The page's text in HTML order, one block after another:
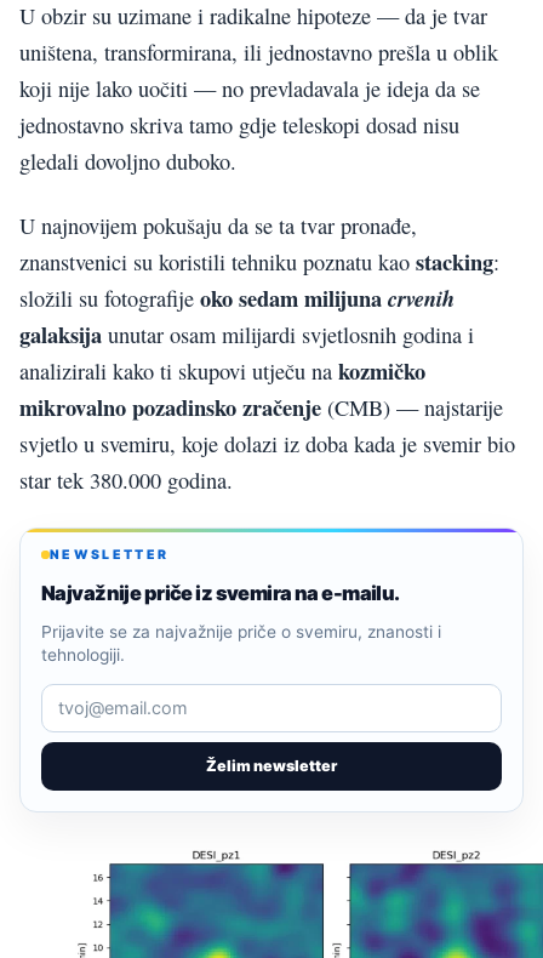
U obzir su uzimane i radikalne hipoteze — da je tvar
uništena, transformirana, ili jednostavno prešla u oblik
koji nije lako uočiti — no prevladavala je ideja da se
jednostavno skriva tamo gdje teleskopi dosad nisu
gledali dovoljno duboko.
U najnovijem pokušaju da se ta tvar pronađe,
znanstvenici su koristili tehniku poznatu kao stacking:
složili su fotografije oko sedam milijunacrvenih
galaksija unutar osam milijardi svjetlosnih godina i
analizirali kako ti skupovi utječu na kozmičko
mikrovalno pozadinsko zračenje (CMB) — najstarije
svjetlo u svemiru, koje dolazi iz doba kada je svemir bio
star tek 380.000 godina.
NEWSLETTER
Najvažnije priče iz svemira na e-mailu.
Želim newsletter
Prijavite se za najvažnije priče o svemiru, znanosti i
tehnologiji.